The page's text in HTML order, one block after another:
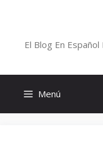
El Blog En
Menú